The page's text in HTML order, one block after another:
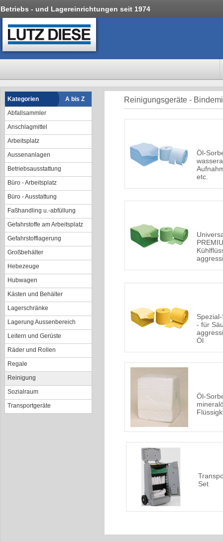
Betriebs - und Lagereinrichtungen seit 1974
Kategorien
A bis Z
Abfallsammler
Anschlagmittel
Arbeitsplatz
Aussenanlagen
Betriebsausstattung
Büro - Arbeitsplatz
Büro - Ausstattung
Faßhandling u.-abfüllung
Gefahrstoffe am Arbeitsplatz
Gefahrstofflagerung
Großbehälter
Hebezeuge
Hubwagen
Kästen und Behälter
Lagerschränke
Lagerung Aussenbereich
Leitern und Gerüste
Räder und Rollen
Regale
Reinigung
Sozialraum
Transportgeräte
Reinigungsgeräte -
Öl-
etc.
- für
Öl
Öl-
Set